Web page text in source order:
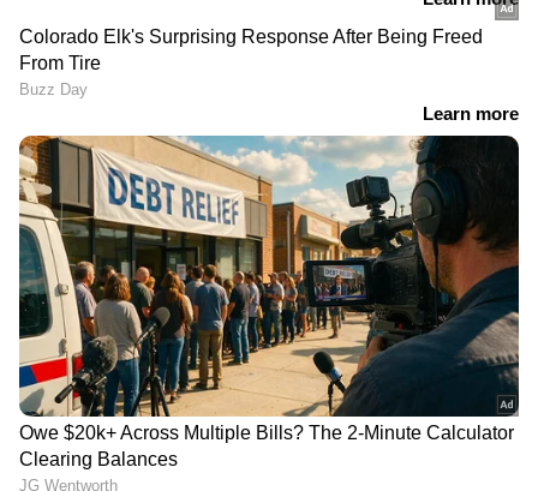
വിവോ എസ്60 സീരീസ്; ലോഞ്ചിന് മുമ്പേ
വിവരങ്ങൾ പുറത്ത്
ഒരു എന്‍ട്രി-ലെവല്‍ 5ജി
ഫോണ്‍; റെഡ്‌മി 17 5ജി
ഇന്ത്യയില്‍ ഉടന്‍ ലോഞ്ച്
ചെയ്യും
എഐ കരുത്തിൽ
എച്ച്എംഡി വൈബ്2 5ജി
ഫോണ്‍ ഇന്ത്യയില്‍; വില
9499 മുതൽ